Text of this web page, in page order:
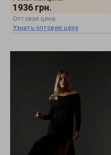
1936 грн.
Оптовая цена:
Узнать оптовую цену